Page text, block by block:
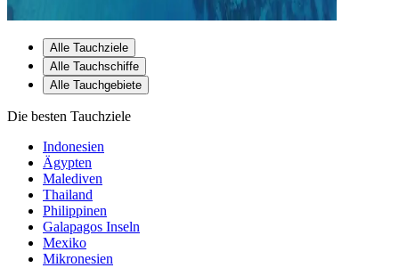
Alle Tauchziele
Alle Tauchschiffe
Alle Tauchgebiete
Die besten Tauchziele
Indonesien
Ägypten
Malediven
Thailand
Philippinen
Galapagos Inseln
Mexiko
Mikronesien